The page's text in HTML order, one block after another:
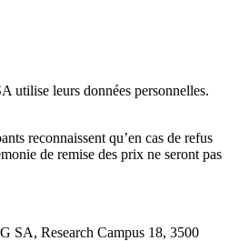
utilise leurs données personnelles.
reconnaissent qu’en cas de refus
de remise des prix ne seront pas
SA, Research Campus 18, 3500